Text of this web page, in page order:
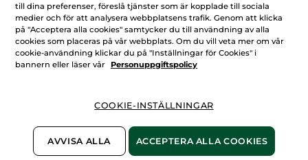
100%vegetabiliska
ingredienser
60 hektar
ekologiska odlingar
till dina preferenser, föreslå tjänster som är kopplade till sociala
medier och för att analysera webbplatsens trafik. Genom att klicka
på "Acceptera alla cookies" samtycker du till användning av alla
cookies som placeras på vår webbplats. Om du vill veta mer om vår
cookie-användning klickar du på "Inställningar för Cookies" i
bannern eller läser vår
Personuppgiftspolicy
COOKIE-INSTÄLLNINGAR
AVVISA ALLA ACCEPTERA ALLA COOKIES